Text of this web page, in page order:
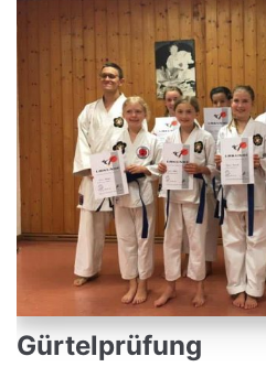
Gürtelprüfung